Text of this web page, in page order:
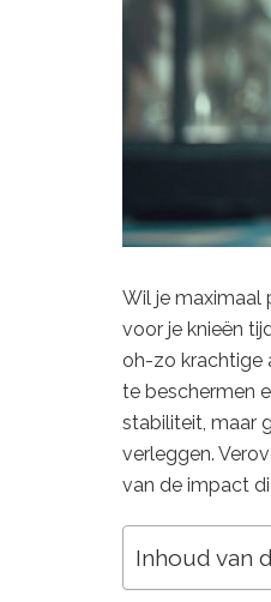
Wil je maximaal
voor je knieën
oh-zo krachtige
te beschermen
stabiliteit, maar
verleggen.
van de impact
Inhoud van